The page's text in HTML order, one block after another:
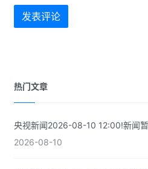
发表评论
热门文章
央视新闻2026-08-10 12:00!新闻
2026-08-10